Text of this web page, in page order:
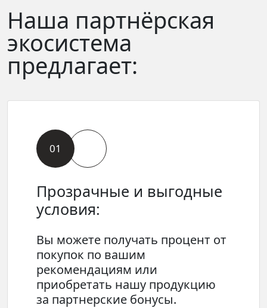
Наша партнёрская
экосистема
предлагает:
01
Прозрачные и выгодные
условия:
Вы можете получать процент от
покупок по вашим
рекомендациям или
приобретать нашу продукцию
за партнерские бонусы.